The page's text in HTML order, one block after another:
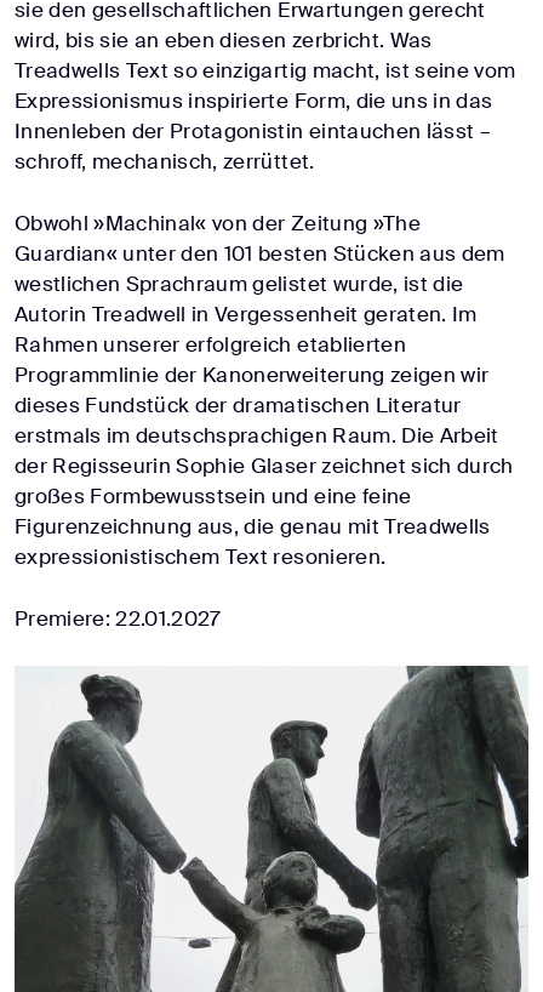
sie den gesellschaftlichen Erwartungen gerecht
wird, bis sie an eben diesen zerbricht. Was
Treadwells Text so einzigartig macht, ist seine vom
Expressionismus inspirierte Form, die uns in das
Innenleben der Protagonistin eintauchen lässt –
schroff, mechanisch, zerrüttet.
Obwohl »Machinal« von der Zeitung »The
Guardian« unter den 101 besten Stücken aus dem
westlichen Sprachraum gelistet wurde, ist die
Autorin Treadwell in Vergessenheit geraten. Im
Rahmen unserer erfolgreich etablierten
Programmlinie der Kanonerweiterung zeigen wir
dieses Fundstück der dramatischen Literatur
erstmals im deutschsprachigen Raum. Die Arbeit
der Regisseurin Sophie Glaser zeichnet sich durch
großes Formbewusstsein und eine feine
Figurenzeichnung aus, die genau mit Treadwells
expressionistischem Text resonieren.
Premiere: 22.01.2027